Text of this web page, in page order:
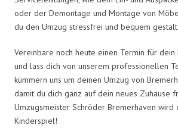
oder der Demontage und Montage von
du den Umzug stressfrei und bequem
Vereinbare noch heute einen Termin für dein
und lass dich von unserem professionellen
kümmern uns um deinen Umzug von
damit du dich ganz auf dein neues Zuhause
Umzugsmeister Schröder Bremerhaven wird
Kinderspiel!